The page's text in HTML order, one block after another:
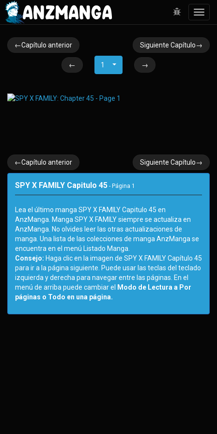
←Capítulo anterior Siguiente Capítulo→
← 1 →
←Capítulo anterior Siguiente Capítulo→
SPY X FAMILY Capitulo 45 - Página 1
Lea el último manga SPY X FAMILY Capitulo 45 en
AnzManga. Manga SPY X FAMILY siempre se actualiza en
AnzManga. No olvides leer las otras actualizaciones de
manga. Una lista de las colecciones de manga AnzManga se
encuentra en el menú Listado Manga.
Consejo: Haga clic en la imagen de SPY X FAMILY Capítulo 45
para ir a la página siguiente. Puede usar las teclas del teclado
izquierda y derecha para navegar entre las páginas. En el
menú de arriba puede cambiar el
Modo de Lectura a Por
páginas o Todo en una página.